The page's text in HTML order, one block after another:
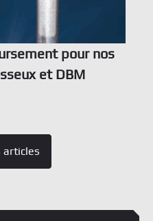
pour nos
et DBM
articles